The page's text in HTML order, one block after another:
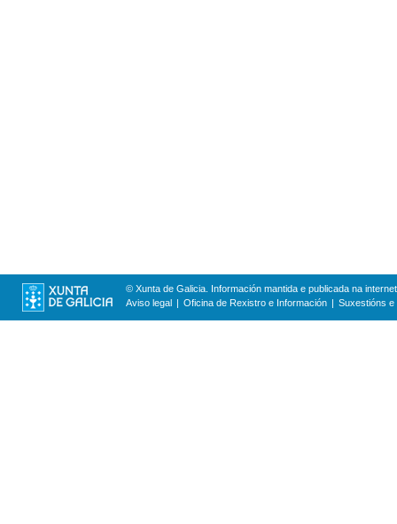
© Xunta de Galicia. Información mantida e publicada na
Aviso legal
Oficina de Rexistro e Información Suxestións e